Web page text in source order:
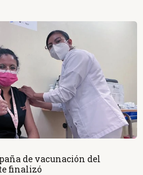
de vacunación del
finalizó